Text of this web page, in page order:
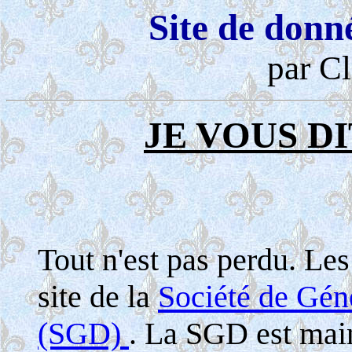
Site de
par
JE VOUS
Tout n'est pas perdu.
site de laSociété de
(SGD). La SGD est